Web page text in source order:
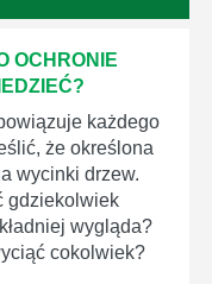
OCHRONIE
każdego
że określona
wycinki drzew.
gdziekolwiek
wygląda?
cokolwiek?